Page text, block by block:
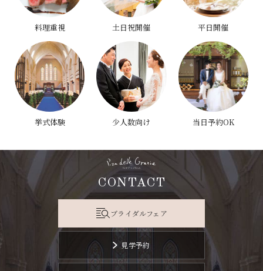
料理重視 土日祝開催 平日開催
挙式体験 少人数向け 当日予約OK
CONTACT
ブライダルフェア
見学予約